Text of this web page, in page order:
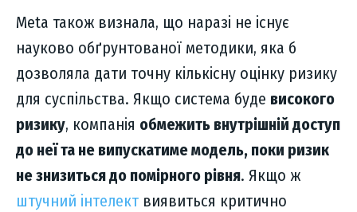
Meta також визнала, що наразі не існує
науково обґрунтованої методики, яка б
дозволяла дати точну кількісну оцінку ризику
для суспільства. Якщо система буде високого
ризику, компанія обмежить внутрішній доступ
до неї та не випускатиме модель, поки ризик
не знизиться до помірного рівня. Якщо ж
штучний інтелект виявиться критично